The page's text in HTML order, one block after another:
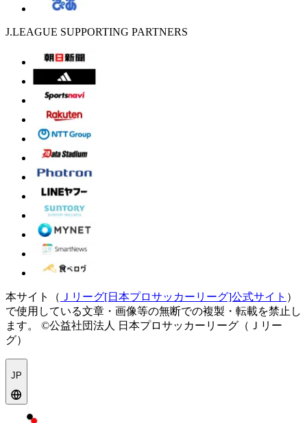
J.LEAGUE SUPPORTING PARTNERS
本サイト（ Ｊリーグ[日本プロサッカーリーグ]公式サイト ）
で使用している文章・画像等の無断での複製・転載を禁止し
ます。
©公益社団法人 日本プロサッカーリーグ（Ｊリー
グ）
JP